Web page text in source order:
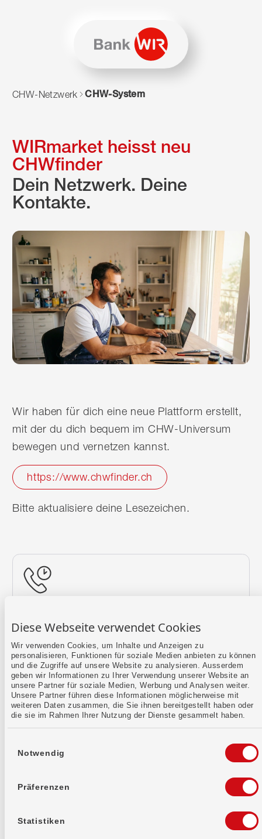
Diese Webseite verwendet Cookies
Wir verwenden Cookies, um Inhalte und Anzeigen zu
personalisieren, Funktionen für soziale Medien anbieten zu können
und die Zugriffe auf unsere Website zu analysieren. Ausserdem
geben wir Informationen zu Ihrer Verwendung unserer Website an
unsere Partner für soziale Medien, Werbung und Analysen weiter.
Unsere Partner führen diese Informationen möglicherweise mit
weiteren Daten zusammen, die Sie ihnen bereitgestellt haben oder
die sie im Rahmen Ihrer Nutzung der Dienste gesammelt haben.
Notwendig
Präferenzen
Statistiken
Zum Navigieren dieser Seite wird JavaScript benötigt.
CHW-Netzwerk CHW-System
WIRmarket heisst neu
CHWfinder
Dein Netzwerk. Deine
Kontakte.
Wir haben für dich eine neue Plattform erstellt,
mit der du dich bequem im CHW-Universum
bewegen und vernetzen kannst.
https://www.chwfinder.ch
Bitte aktualisiere deine Lesezeichen.
Mehr erfahren
Kontaktformular